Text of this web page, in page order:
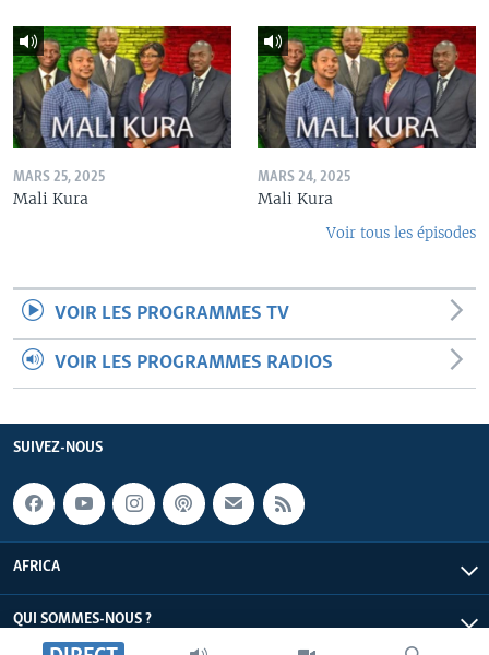
MARS 25, 2025
Mali Kura
MARS 24, 2025
Mali Kura
Voir tous les épisodes
VOIR LES PROGRAMMES TV
VOIR LES PROGRAMMES RADIOS
SUIVEZ-NOUS
AFRICA
QUI SOMMES-NOUS ?